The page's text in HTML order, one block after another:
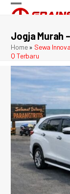
Skip
Open
menu
Close
menu
Jogja Murah
Home» Sewa
Q Terbaru